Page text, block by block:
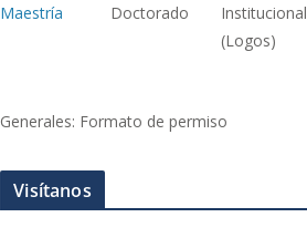
Maestría
Doctorado
Institucional
(Logos)
Generales: Formato de permiso
Visítanos